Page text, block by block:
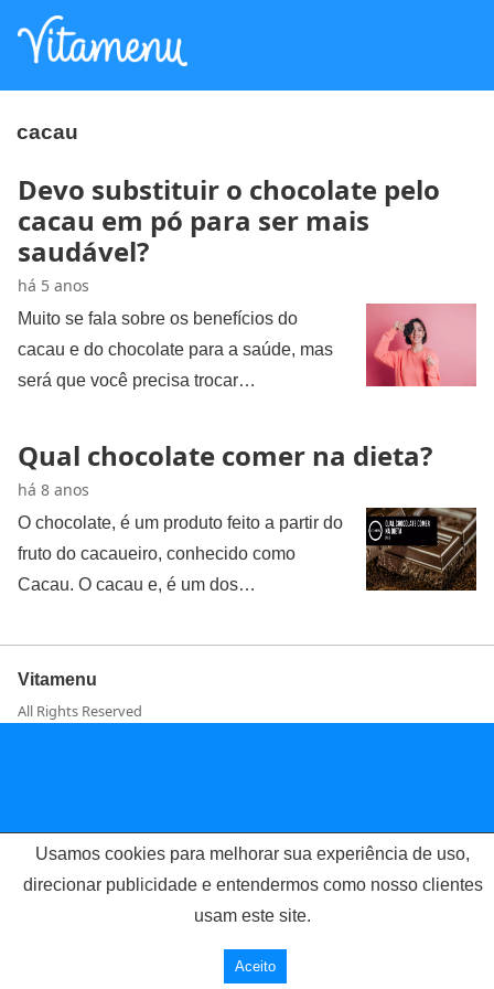
cacau
Devo substituir o chocolate pelo
cacau em pó para ser mais
saudável?
há 5 anos
Muito se fala sobre os benefícios do
cacau e do chocolate para a saúde, mas
será que você precisa trocar…
Qual chocolate comer na dieta?
há 8 anos
O chocolate, é um produto feito a partir do
fruto do cacaueiro, conhecido como
Cacau. O cacau e, é um dos…
Vitamenu
All Rights Reserved
Usamos cookies para melhorar sua experiência de uso,
direcionar publicidade e entendermos como nosso clientes
usam este site.
Aceito